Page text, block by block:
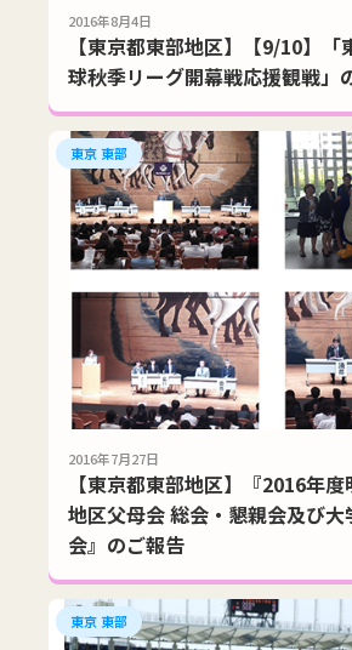
2016年8月4日
【東京都東部地区】【9/10】「
球秋季リーグ開幕戦応援観戦」
東京 東部
2016年7月27日
【東京都東部地区】『2016年
地区父母会 総会・懇親会及び大
会』のご報告
東京 東部